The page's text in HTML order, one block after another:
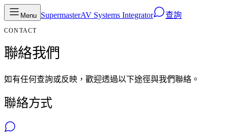
Menu SupermasterAV Systems Integrator 查詢
CONTACT
聯絡我們
如有任何查詢或反映，歡迎透過以下途徑與我們聯絡。
聯絡方式